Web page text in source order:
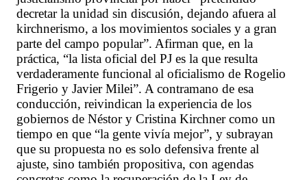
decretar la unidad sin discusión, dejando afuera al
kirchnerismo, a los movimientos sociales y a gran
parte del campo popular”. Afirman que, en la
práctica, “la lista oficial del PJ es la que resulta
verdaderamente funcional al oficialismo de Rogelio
Frigerio y Javier Milei”. A contramano de esa
conducción, reivindican la experiencia de los
gobiernos de Néstor y Cristina Kirchner como un
tiempo en que “la gente vivía mejor”, y subrayan
que su propuesta no es solo defensiva frente al
ajuste, sino también propositiva, con agendas